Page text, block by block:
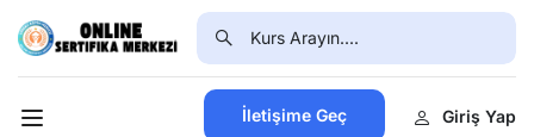
İletişime Geç Giriş Yap